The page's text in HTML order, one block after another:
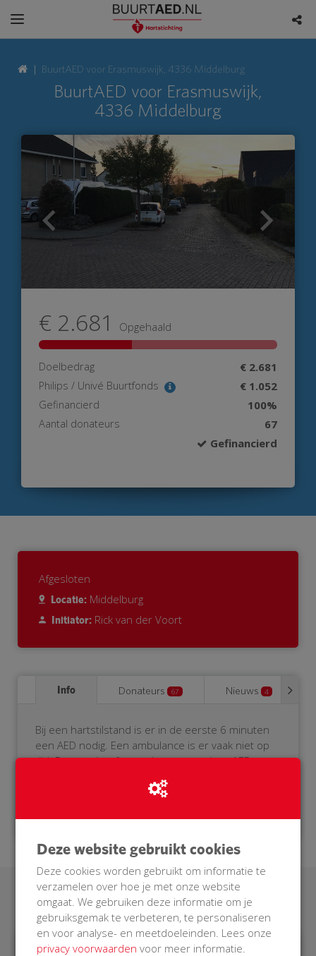
BuurtAED voor Erasmuswijk, 4336 Middelburg
BuurtAED voor Erasmuswijk,
4336 Middelburg
€ 2.681 Opgehaald
Doelbedrag € 2.681
Philips / Univé Buurtfonds € 1.052
Gefinancierd 100%
Aantal donateurs
67
Gefinancierd
Afgesloten
Locatie: Middelburg
Initiator: Rick van der Voort
Info Donateurs 67 Nieuws 4
Bij een hartstilstand is er in de eerste 6 minuten
een AED nodig. Een ambulance is er vaak niet op
tijd. Daarom heeft onze buurt een eigen AED
nodig. Help je mee? Doneer voor onze BuurtAED!
Laatste donaties
Deze website gebruikt cookies
Deze cookies worden gebruikt om informatie te
verzamelen over hoe je met onze website
omgaat. We gebruiken deze informatie om je
gebruiksgemak te verbeteren, te personaliseren
en voor analyse- en meetdoeleinden. Lees onze
privacy voorwaarden voor meer informatie.